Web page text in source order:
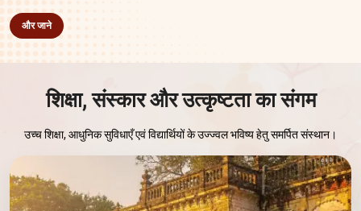
और जाने
शिक्षा, संस्कार और उत्कृष्टता का संगम
उच्च शिक्षा, आधुनिक सुविधाएँ एवं विद्यार्थियों के उज्ज्वल भविष्य हेतु समर्पित संस्थान।